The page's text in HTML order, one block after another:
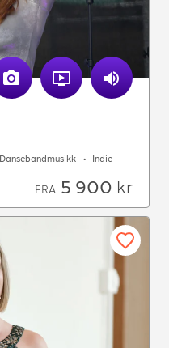
Dansebandmusikk Indie
FRA 5 900 kr